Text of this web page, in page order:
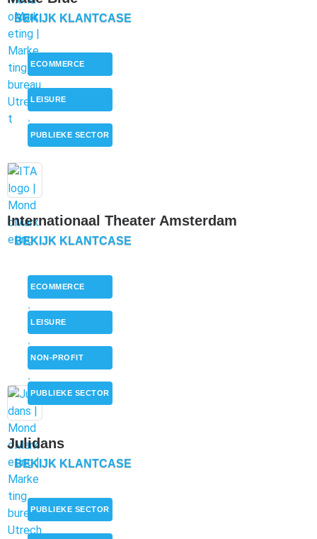
BEKIJK KLANTCASE
ECOMMERCE
,
LEISURE
PUBLIEKE SECTOR
Internationaal Theater Amsterdam
BEKIJK KLANTCASE
ECOMMERCE
LEISURE
NON-PROFIT
PUBLIEKE SECTOR
Julidans
BEKIJK KLANTCASE
PUBLIEKE SECTOR
,